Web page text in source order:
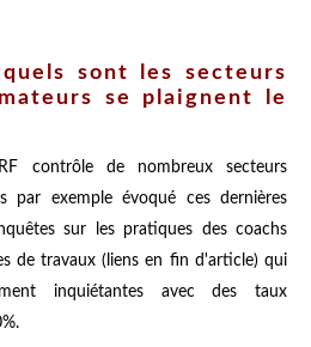
quels sont les secteurs
se plaignent le
contrôle de nombreux secteurs
par exemple évoqué ces dernières
sur les pratiques des coachs
de travaux (liens en fin d'article) qui
inquiétantes avec des taux